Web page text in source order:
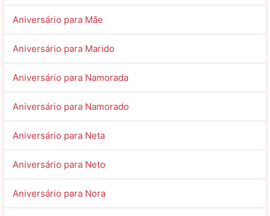
Aniversário para Mãe
Aniversário para Marido
Aniversário para Namorada
Aniversário para Namorado
Aniversário para Neta
Aniversário para Neto
Aniversário para Nora